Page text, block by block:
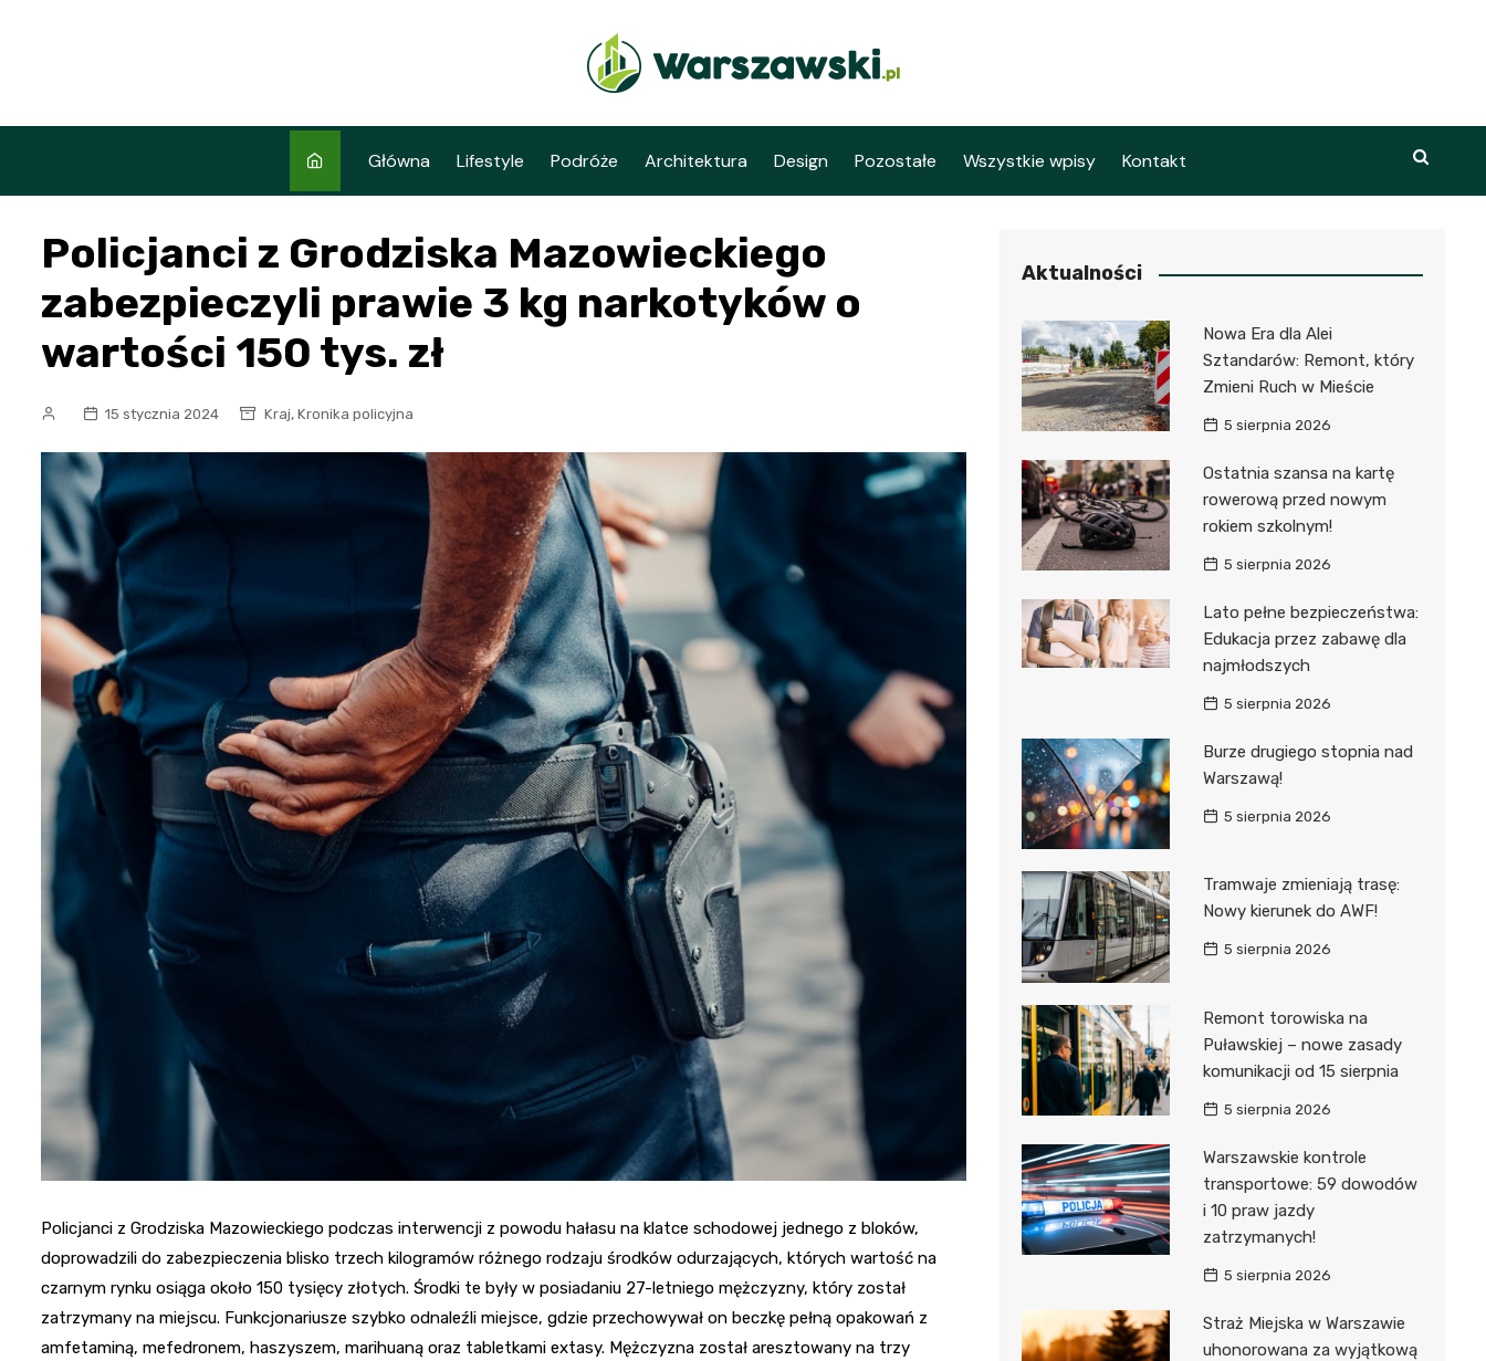
Główna Lifestyle Podróże Architektura Design Pozostałe Wszystkie wpisy Kontakt
Policjanci z Grodziska Mazowieckiego
zabezpieczyli prawie 3 kg narkotyków o
wartości 150 tys. zł
15 stycznia 2024 Kraj, Kronika policyjna
Policjanci z Grodziska Mazowieckiego podczas interwencji z powodu hałasu na klatce schodowej jednego z bloków,
doprowadzili do zabezpieczenia blisko trzech kilogramów różnego rodzaju środków odurzających, których wartość na
czarnym rynku osiąga około 150 tysięcy złotych. Środki te były w posiadaniu 27-letniego mężczyzny, który został
zatrzymany na miejscu. Funkcjonariusze szybko odnaleźli miejsce, gdzie przechowywał on beczkę pełną opakowań z
amfetaminą, mefedronem, haszyszem, marihuaną oraz tabletkami extasy. Mężczyzna został aresztowany na trzy
Aktualności
Nowa Era dla Alei
Sztandarów: Remont, który
Zmieni Ruch w Mieście
5 sierpnia 2026
Ostatnia szansa na kartę
rowerową przed nowym
rokiem szkolnym!
5 sierpnia 2026
Lato pełne bezpieczeństwa:
Edukacja przez zabawę dla
najmłodszych
5 sierpnia 2026
Burze drugiego stopnia nad
Warszawą!
5 sierpnia 2026
Tramwaje zmieniają trasę:
Nowy kierunek do AWF!
5 sierpnia 2026
Remont torowiska na
Puławskiej – nowe zasady
komunikacji od 15 sierpnia
5 sierpnia 2026
Warszawskie kontrole
transportowe: 59 dowodów
i 10 praw jazdy
zatrzymanych!
5 sierpnia 2026
Straż Miejska w Warszawie
uhonorowana za wyjątkową